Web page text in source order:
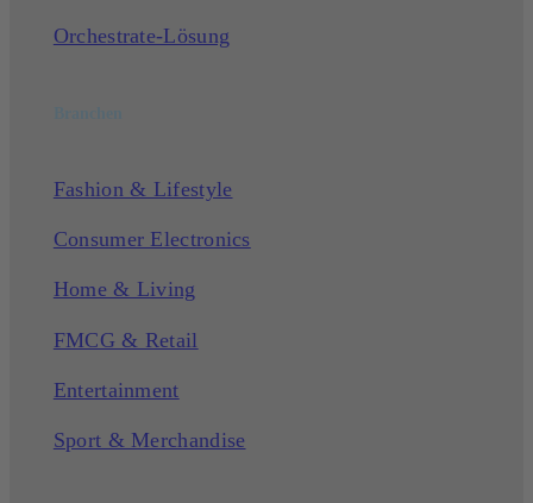
Orchestrate-Lösung
Fashion & Lifestyle
Consumer Electronics
Home & Living
FMCG & Retail
Entertainment
Sport & Merchandise